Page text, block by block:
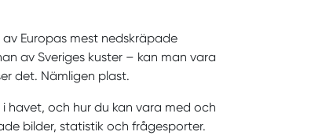
Europas mest nedskräpade
av Sveriges kuster – kan man vara
det. Nämligen plast.
havet, och hur du kan vara med och
bilder, statistik och frågesporter.